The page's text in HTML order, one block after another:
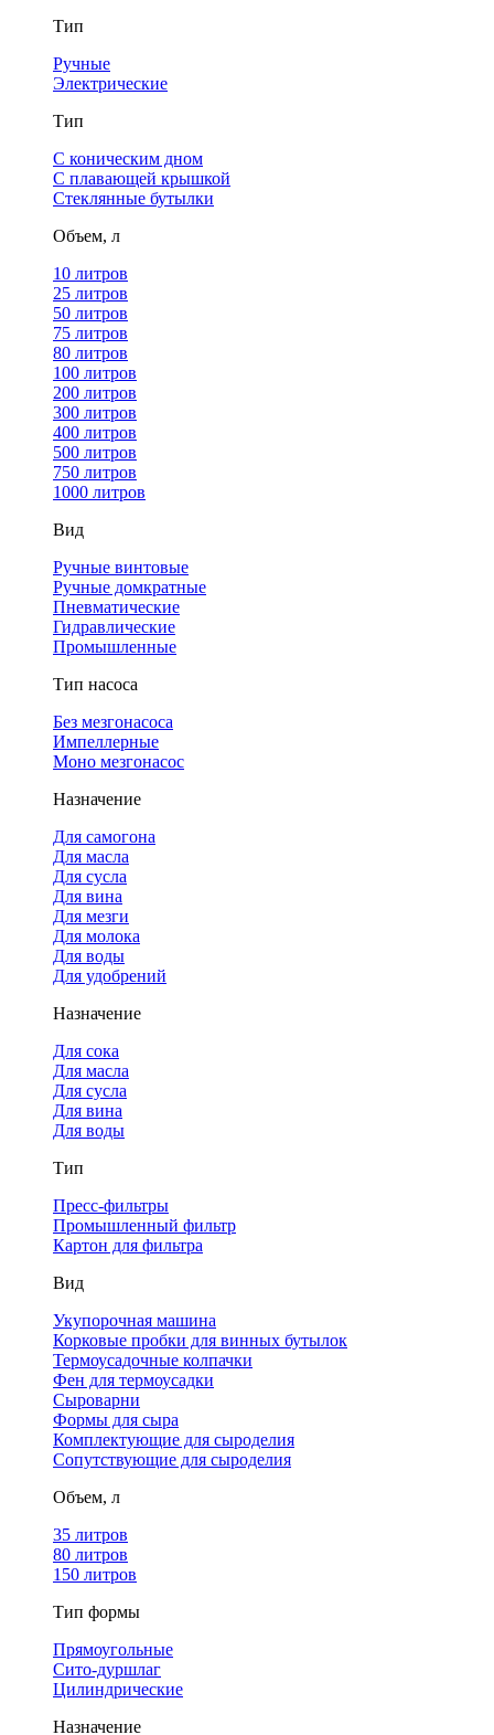
Тип
Ручные
Электрические
Тип
С коническим дном
С плавающей крышкой
Стеклянные бутылки
Объем, л
10 литров
25 литров
50 литров
75 литров
80 литров
100 литров
200 литров
300 литров
400 литров
500 литров
750 литров
1000 литров
Вид
Ручные винтовые
Ручные домкратные
Пневматические
Гидравлические
Промышленные
Тип насоса
Без мезгонасоса
Импеллерные
Моно мезгонасос
Назначение
Для самогона
Для масла
Для сусла
Для вина
Для мезги
Для молока
Для воды
Для удобрений
Назначение
Для сока
Для масла
Для сусла
Для вина
Для воды
Тип
Пресс-фильтры
Промышленный фильтр
Картон для фильтра
Вид
Укупорочная машина
Корковые пробки для винных бутылок
Термоусадочные колпачки
Фен для термоусадки
Сыроварни
Формы для сыра
Комплектующие для сыроделия
Сопутствующие для сыроделия
Объем, л
35 литров
80 литров
150 литров
Тип формы
Прямоугольные
Сито-дуршлаг
Цилиндрические
Назначение